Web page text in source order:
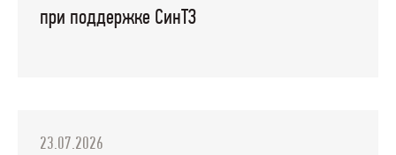
при поддержке СинТЗ
23.07.2026